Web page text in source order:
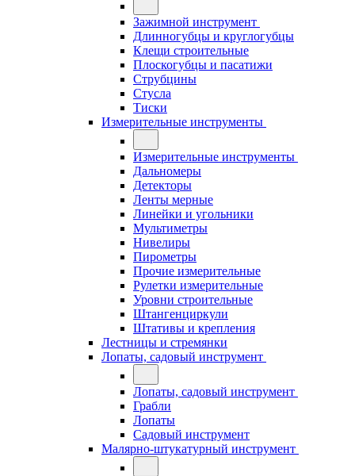
Зажимной инструмент
Длинногубцы и круглогубцы
Клещи строительные
Плоскогубцы и пасатижи
Струбцины
Стусла
Тиски
Измерительные инструменты
Измерительные инструменты
Дальномеры
Детекторы
Ленты мерные
Линейки и угольники
Мультиметры
Нивелиры
Пирометры
Прочие измерительные
Рулетки измерительные
Уровни строительные
Штангенциркули
Штативы и крепления
Лестницы и стремянки
Лопаты, садовый инструмент
Лопаты, садовый инструмент
Грабли
Лопаты
Садовый инструмент
Малярно-штукатурный инструмент